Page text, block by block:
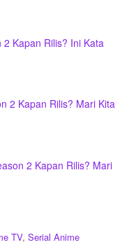
Kapan Rilis? Ini Kata
2 Kapan Rilis? Mari Kita
2 Kapan Rilis? Mari
TV, Serial Anime